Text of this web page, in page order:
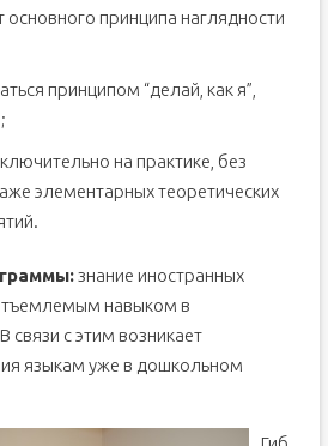
основного принципа наглядности
принципом “делай, как я”,
на практике, без
элементарных теоретических
знание иностранных
навыком в
с этим возникает
языкам уже в дошкольном